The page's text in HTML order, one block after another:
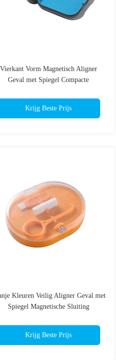
Vierkant Vorm Magnetisch Aligner
Geval met Spiegel Compacte
Krijg Beste Prijs
Kleuren Veilig Aligner Geval met
Spiegel Magnetische Sluiting
Krijg Beste Prijs